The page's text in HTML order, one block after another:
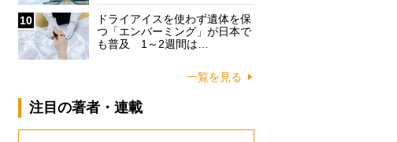
10
ドライアイスを使わず遺体を保
つ「エンバーミング」が日本で
も普及 1～2週間は…
一覧を見る
注目の著者・連載